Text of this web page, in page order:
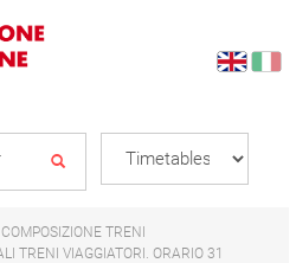
TRENI
TRENI VIAGGIATORI. ORARIO 31